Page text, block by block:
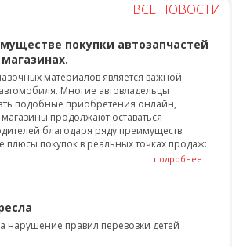
ВСЕ НОВОСТИ
покупки автозапчастей
материалов является важной
Многие автовладельцы
подобные приобретения онлайн,
продолжают оставаться
благодаря ряду преимуществ.
покупок в реальных точках продаж:
подробнее...
нарушение правил перевозки детей